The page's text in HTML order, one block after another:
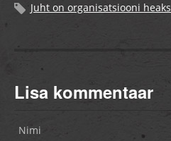
Juht on organisatsiooni heaks
Lisa kommentaar
Nimi